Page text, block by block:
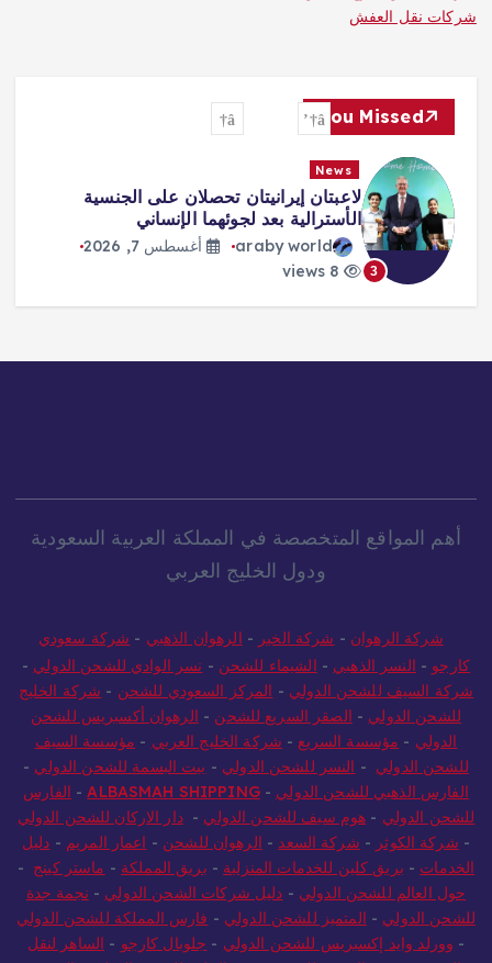
شركات نقل العفش
You Missed
3
News
لاعبتان إيرانيتان تحصلان على الجنسية
الأسترالية بعد لجوئهما الإنساني
araby world
أغسطس 7, 2026
أهم المواقع المتخصصة في المملكة العربية السعودية
ودول الخليج العربي
شركة الرهوان - شركة الخير - الرهوان الذهبي - شركة سعودي
كارجو - النسر الذهبي - الشيماء للشحن - نسر الوادي للشحن الدولي -
شركة السيف للشحن الدولي - المركز السعودي للشحن - شركة الخليج
للشحن الدولي - الصقر السريع للشحن - الرهوان أكسبريس للشحن
الدولي - مؤسسة السريع - شركة الخليج العربي - مؤسسة السيف
للشحن الدولي - النسر للشحن الدولي - بيت البسمة للشحن الدولي -
الفارس الذهبي للشحن الدولي -
ALBASMAH SHIPPING
- الفارس
للشحن الدولي - هوم سيف للشحن الدولي -دار الاركان للشحن الدولي
- شركة الكوثر - شركة السعد - الرهوان للشحن - اعمار المريم - دليل
الخدمات - بريق كلين للخدمات المنزلية - بريق المملكة - ماستر كينج -
حول العالم للشحن الدولي - دليل شركات الشحن الدولي - نجمة جدة
للشحن الدولي - المتميز للشحن الدولي - فارس المملكة للشحن الدولي
- وورلد وايد إكسبريس للشحن الدولي - جلوبال كارجو - الساهر لنقل